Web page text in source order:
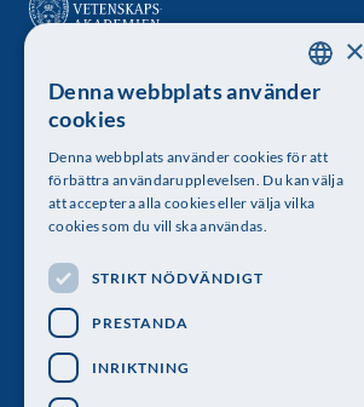
Kungl. Vetenskapsakademien
Besöksadress: Lilla Frescativägen 4A
Telefon: 08-673 95 00
Följ oss
SWEDISH
×
Denna webbplats använder
cookies
Denna webbplats använder cookies för att
förbättra användarupplevelsen. Du kan välja
att acceptera alla cookies eller välja vilka
cookies som du vill ska användas.
STRIKT NÖDVÄNDIGT
PRESTANDA
INRIKTNING